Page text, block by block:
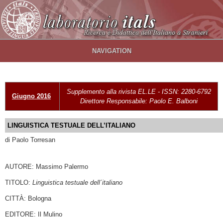
Salta al contenuto principale
NAVIGATION
Giugno 2016
Supplemento alla rivista EL.LE - ISSN: 2280-6792
Direttore Responsabile: Paolo E. Balboni
LINGUISTICA TESTUALE DELL’ITALIANO
di Paolo Torresan
AUTORE: Massimo Palermo
TITOLO: Linguistica testuale dell´italiano
CITTÀ: Bologna
EDITORE: Il Mulino